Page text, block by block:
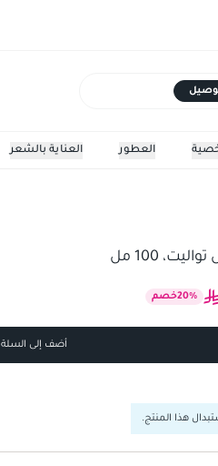
العناية بالشعر العطور
100 مل
20% خصم
أضف إلى السلة
هذا المنتج.